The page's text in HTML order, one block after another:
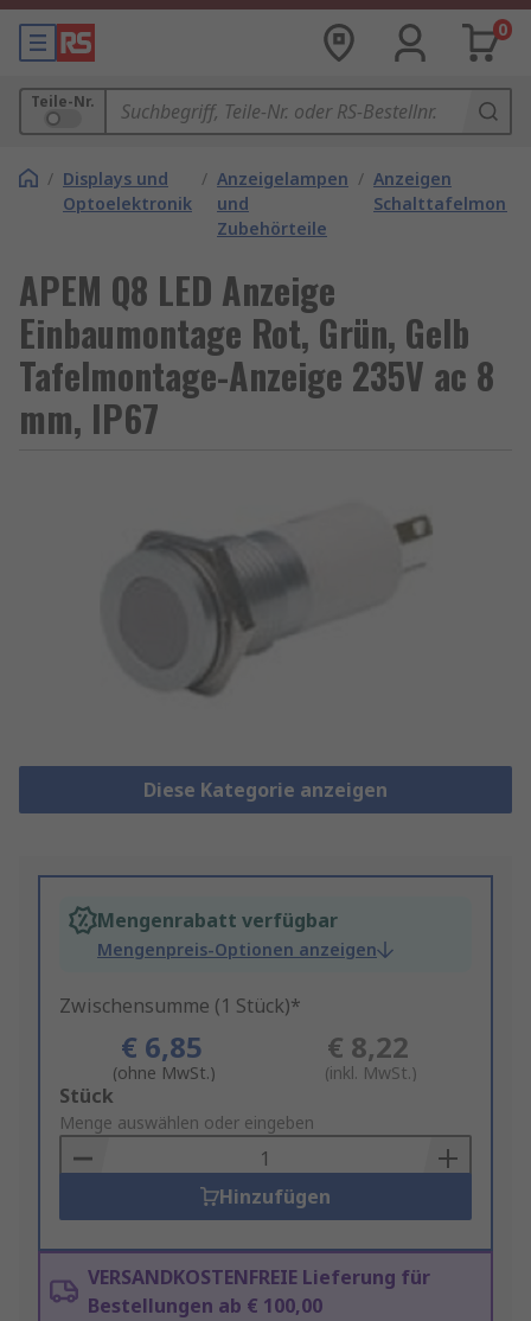
0
Teile-Nr.
/ Displays und
Optoelektronik
/ Anzeigelampen
und
Zubehörteile
/ Anzeigen
APEM Q8 LED Anzeige
Einbaumontage Rot, Grün, Gelb
Tafelmontage-Anzeige 235V ac 8
mm, IP67
Diese Kategorie anzeigen
Mengenrabatt verfügbar
Mengenpreis-Optionen anzeigen
Zwischensumme (1 Stück)*
€ 6,85
(ohne MwSt.)
€ 8,22
(inkl. MwSt.)
Add
to
Basket
Stück
Menge auswählen oder eingeben
Hinzufügen
VERSANDKOSTENFREIE Lieferung für
Bestellungen ab € 100,00